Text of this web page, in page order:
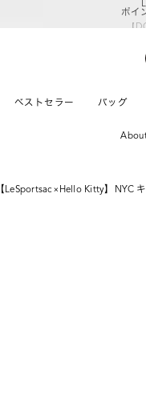
【
8/5
ベストセラー バッグ
【LeSportsac×Hello Kitty】NYC